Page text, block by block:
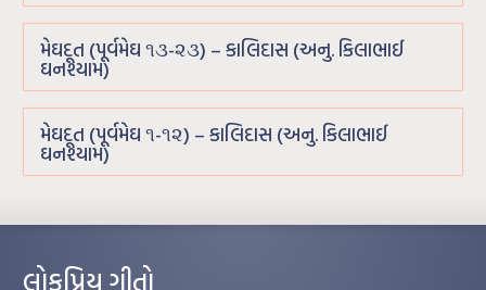
મેઘદૂત (પૂર્વમેઘ ૧૩-૨૩) – કાલિદાસ (અનુ. કિલાભાઈ
ઘનશ્યામ)
મેઘદૂત (પૂર્વમેઘ ૧-૧૨) – કાલિદાસ (અનુ. કિલાભાઈ
ઘનશ્યામ)
લોકપ્રિય ગીતો